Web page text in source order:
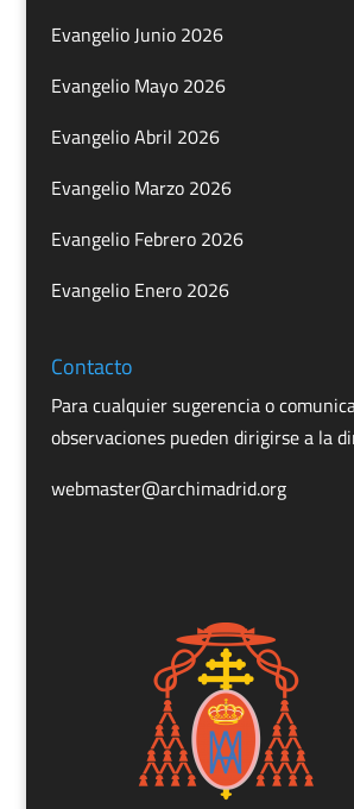
Evangelio Junio 2026
Evangelio Mayo 2026
Evangelio Abril 2026
Evangelio Marzo 2026
Evangelio Febrero 2026
Evangelio Enero 2026
Contacto
Para cualquier sugerencia o
observaciones pueden dirigirse a la
webmaster@archimadrid.org